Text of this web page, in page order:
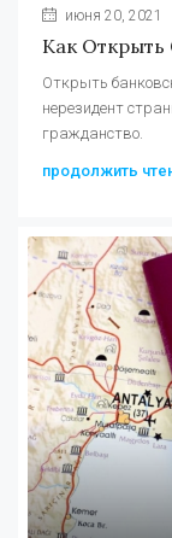
июня 20, 2021
Как Открыть
Открыть
нерезидент
гражданство.
продолжить